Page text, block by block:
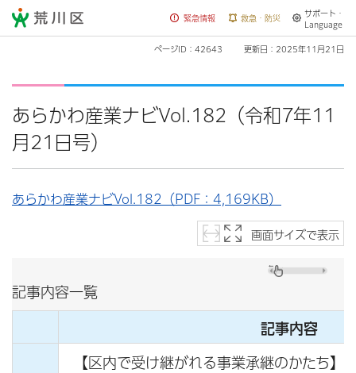
荒川区 緊急情報 救急・防災
サポート・
Language
ページID：42643 更新日：2025年11月21日
あらかわ産業ナビVol.182（令和7年11
月21日号）
あらかわ産業ナビVol.182（PDF：4,169KB）
画面サイズで表示
記事内容一覧
記事内容
【区内で受け継がれる事業承継のかたち】